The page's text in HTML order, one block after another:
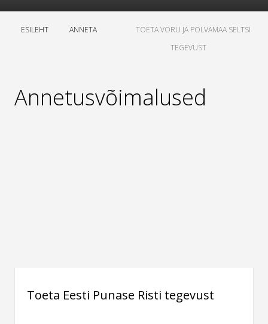
ESILEHT ANNETA
TOETA VORU JA POLVAMAA SELTSI
TEGEVUST
Annetusvõimalused
Toeta Eesti Punase Risti tegevust